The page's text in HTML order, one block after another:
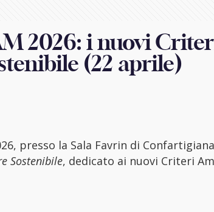
2026: i nuovi
(22 aprile)
presso la Sala Favrin di
Sostenibile, dedicato ai nuovi Criteri